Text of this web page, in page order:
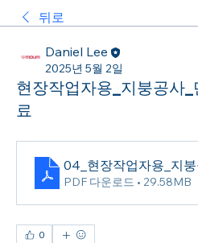
뒤로
Daniel Lee
2025년 5월 2일
현장작업자용_지붕공사
료
04_현장작업자용_지붕
PDF 다운로드 • 29.58MB
0